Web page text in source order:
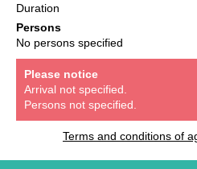
Duration
Persons
No persons specified
Please notice
Arrival not specified.
Persons not specified.
Terms and conditions of